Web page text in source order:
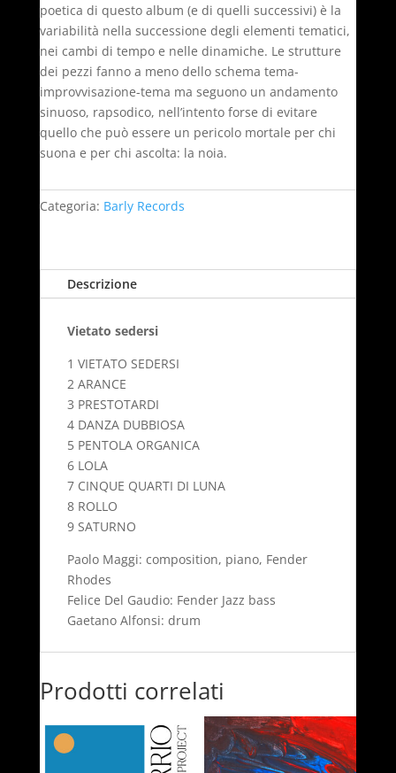
poetica di questo album (e di quelli successivi) è la
variabilità nella successione degli elementi tematici,
nei cambi di tempo e nelle dinamiche. Le strutture
dei pezzi fanno a meno dello schema tema-
improvvisazione-tema ma seguono un andamento
sinuoso, rapsodico, nell’intento forse di evitare
quello che può essere un pericolo mortale per chi
suona e per chi ascolta: la noia.
Categoria: Barly Records
Descrizione
Vietato sedersi
1 VIETATO SEDERSI
2 ARANCE
3 PRESTOTARDI
4 DANZA DUBBIOSA
5 PENTOLA ORGANICA
6 LOLA
7 CINQUE QUARTI DI LUNA
8 ROLLO
9 SATURNO
Paolo Maggi: composition, piano, Fender
Rhodes
Felice Del Gaudio: Fender Jazz bass
Gaetano Alfonsi: drum
Prodotti correlati